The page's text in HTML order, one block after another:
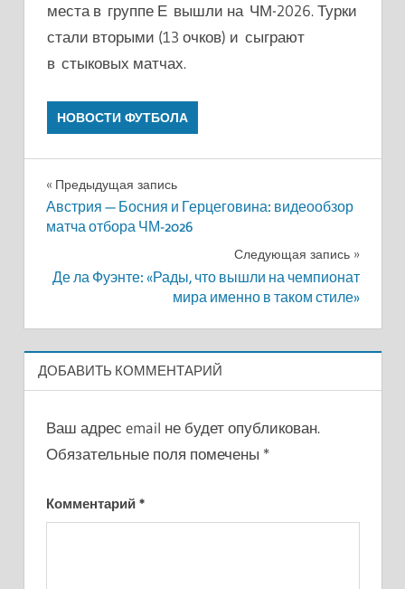
места в группе Е вышли на ЧМ-2026. Турки
стали вторыми (13 очков) и сыграют
в стыковых матчах.
НОВОСТИ ФУТБОЛА
Навигация
по
Предыдущая запись
Австрия — Босния и Герцеговина: видеообзор
матча отбора ЧМ-2026
Следующая запись
Де ла Фуэнте: «Рады, что вышли на чемпионат
мира именно в таком стиле»
ДОБАВИТЬ КОММЕНТАРИЙ
Ваш адрес email не будет опубликован.
Обязательные поля помечены *
Комментарий *